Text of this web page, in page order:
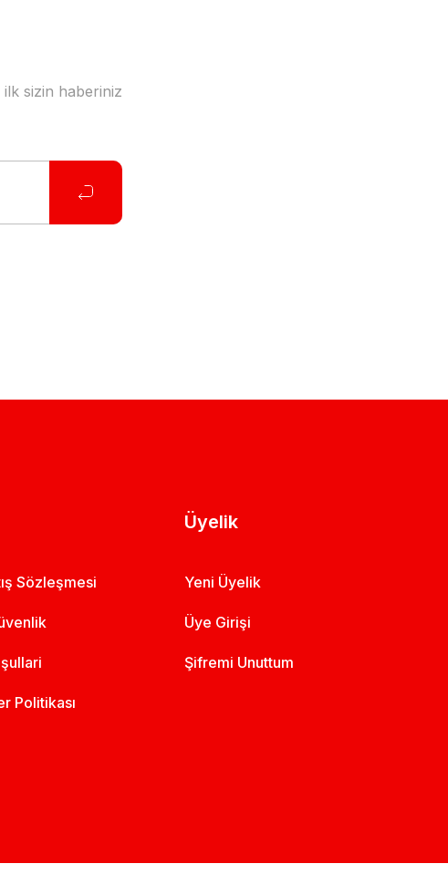
sizin haberiniz
Sözleşmesi
Politikası
Üyelik
Yeni Üyelik
Üye Girişi
Şifremi Unuttum